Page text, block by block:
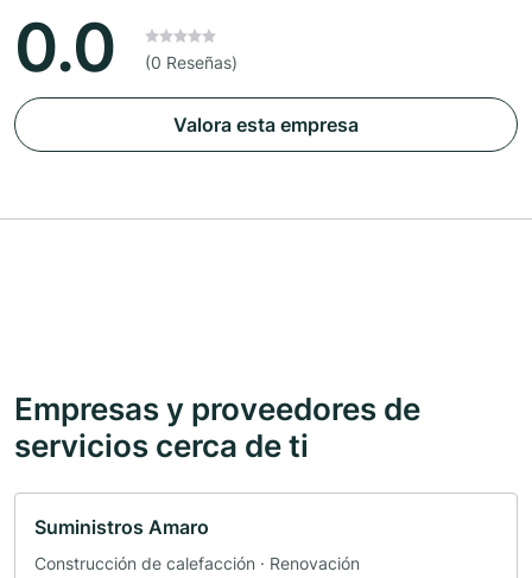
0.0 (0 Reseñas)
Valora esta empresa
Empresas y proveedores de
servicios cerca de ti
Suministros Amaro
Construcción de calefacción · Renovación